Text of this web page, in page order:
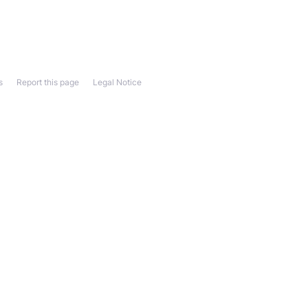
Legal Notice
Report this page